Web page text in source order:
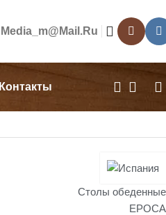
Media_m@mail.ru
Контакты
Столы обеденные
EPOCA